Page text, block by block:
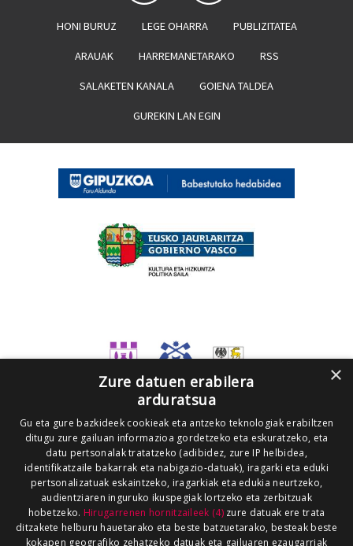
HONI BURUZ LEGE OHARRA PUBLIZITATEA
ARAUAK HARREMANETARAKO RSS
SALAKETEN KANALA GOIENA TALDEA
GUREKIN LAN EGIN
×
Zure datuen erabilera
arduratsua
Gu eta gure bazkideek cookieak eta antzeko teknologiak erabiltzen
ditugu zure gailuan informazioa gordetzeko eta eskuratzeko, eta
datu pertsonalak tratatzeko (adibidez, zure IP helbidea,
identifikatzaile bakarrak eta nabigazio-datuak), iragarki eta eduki
pertsonalizatuak eskaintzeko, iragarkiak eta edukia neurtzeko,
audientziaren inguruko ikuspegiak lortzeko eta zerbitzuak
hobetzeko. Hirugarrenen hornitzaileek (4)zure datuak ere trata
ditzakete helburu hauetarako eta beste batzuetarako, besteak beste
kokapen geografiko zehatzeko datuak eta gailuaren ezaugarriak